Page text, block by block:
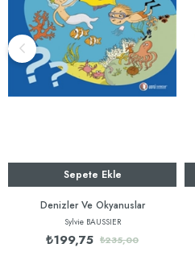
Sepete Ekle
Denizler Ve Okyanuslar
Sylvie BAUSSIER
₺199,75 ₺235,00